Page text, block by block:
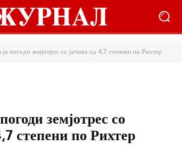
ја погоди земјотрес со јачина од 4,7 степени по Рихтер
земјотрес со
степени по Рихтер